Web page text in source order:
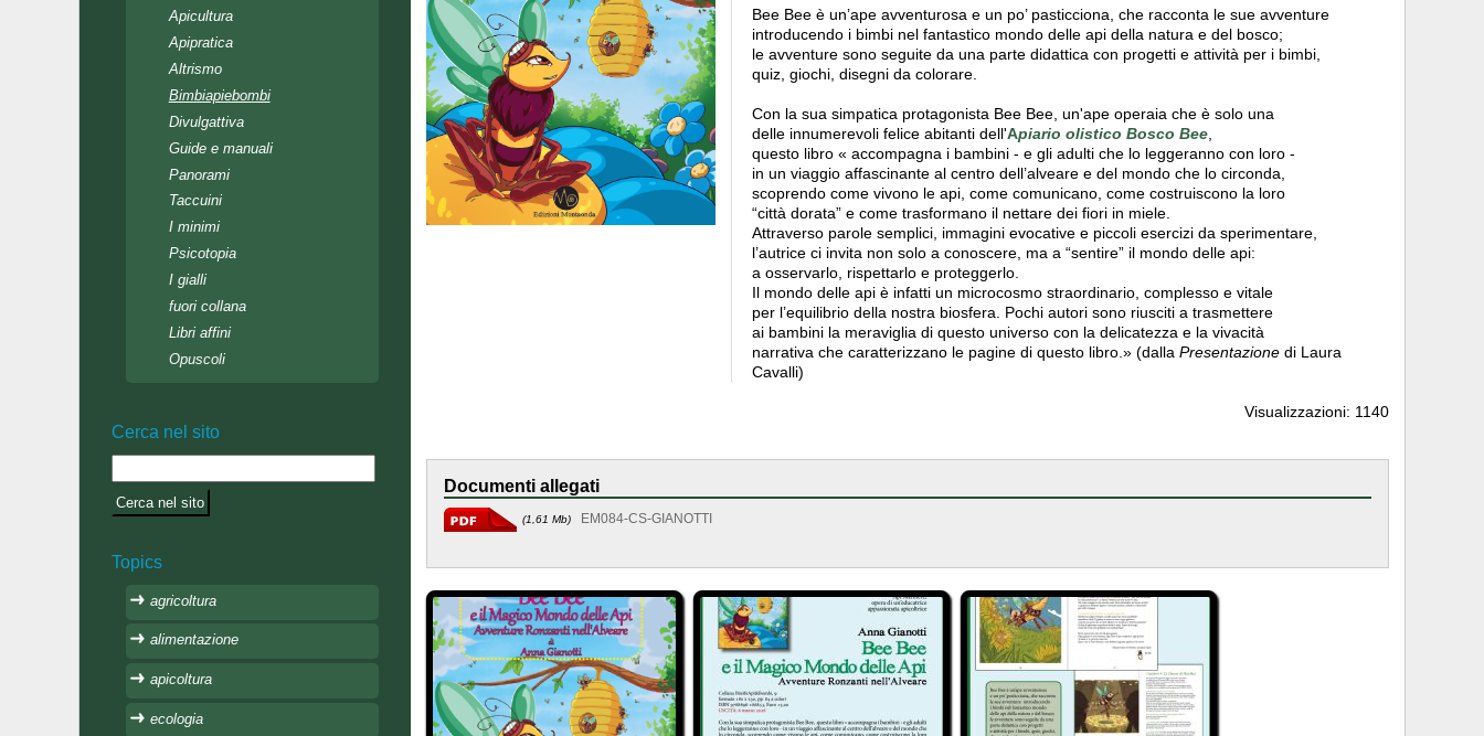
Bee Bee è un’ape avventurosa e un po’ pasticciona, che racconta le sue avventure
introducendo i bimbi nel fantastico mondo delle api della natura e del bosco;
le avventure sono seguite da una parte didattica con progetti e attività per i bimbi,
quiz, giochi, disegni da colorare.
Con la sua simpatica protagonista Bee Bee, un'ape operaia che è solo una
delle innumerevoli felice abitanti dell'Apiario olistico Bosco Bee,
questo libro « accompagna i bambini - e gli adulti che lo leggeranno con loro -
in un viaggio affascinante al centro dell’alveare e del mondo che lo circonda,
scoprendo come vivono le api, come comunicano, come costruiscono la loro
“città dorata” e come trasformano il nettare dei fiori in miele.
Attraverso parole semplici, immagini evocative e piccoli esercizi da sperimentare,
l’autrice ci invita non solo a conoscere, ma a “sentire” il mondo delle api:
a osservarlo, rispettarlo e proteggerlo.
Il mondo delle api è infatti un microcosmo straordinario, complesso e vitale
per l’equilibrio della nostra biosfera. Pochi autori sono riusciti a trasmettere
ai bambini la meraviglia di questo universo con la delicatezza e la vivacità
narrativa che caratterizzano le pagine di questo libro.» (dalla Presentazione di Laura
Cavalli)
Visualizzazioni: 1140
Documenti allegati
(1,61 Mb) EM084-CS-GIANOTTI
Apicultura
Apipratica
Altrismo
Bimbiapiebombi
Divulgattiva
Guide e manuali
Panorami
Taccuini
I minimi
Psicotopia
I gialli
fuori collana
Libri affini
Opuscoli
Cerca nel sito
Topics
agricoltura
alimentazione
apicoltura
ecologia